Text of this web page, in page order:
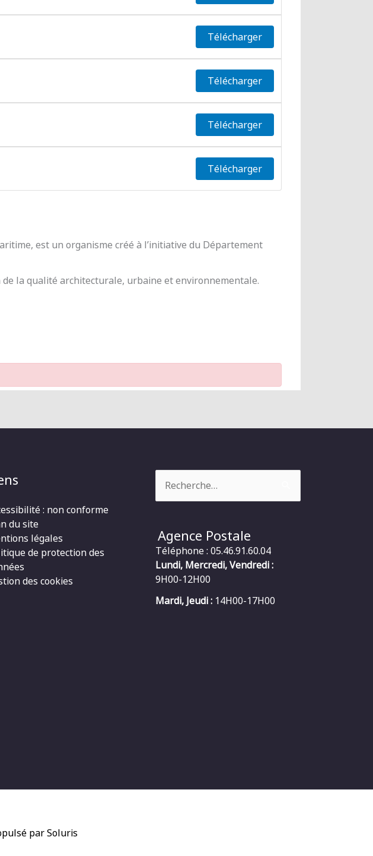
Télécharger
Télécharger
Télécharger
Télécharger
est un organisme créé à l’initiative du Département
de la qualité architecturale, urbaine et environnementale.
: non conforme
du site
légales
de protection des
des cookies
Agence Postale
Téléphone : 05.46.91.60.04
Lundi, Mercredi, Vendredi :
9H00-12H00
Mardi, Jeudi : 14H00-17H00
par Soluris